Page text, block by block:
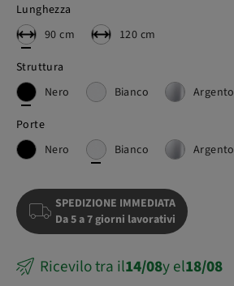
Lunghezza
90 cm
120 cm
Struttura
Nero
Bianco Argento
Porte
Nero
Bianco Argento
SPEDIZIONE IMMEDIATA
Da 5 a 7 giorni lavorativi
Ricevilo tra il14/08y el18/08